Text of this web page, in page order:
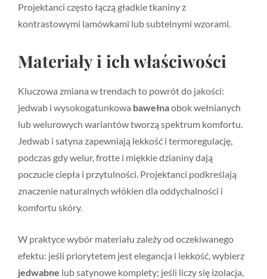
Projektanci często łączą gładkie tkaniny z
kontrastowymi lamówkami lub subtelnymi wzorami.
Materiały i ich właściwości
Kluczowa zmiana w trendach to powrót do jakości:
jedwab i wysokogatunkowa bawełnaobok wełnianych
lub welurowych wariantów tworzą spektrum komfortu.
Jedwab i satyna zapewniają lekkość i termoregulację,
podczas gdy welur, frotte i miękkie dzianiny dają
poczucie ciepła i przytulności. Projektanci podkreślają
znaczenie naturalnych włókien dla oddychalności i
komfortu skóry.
W praktyce wybór materiału zależy od oczekiwanego
efektu: jeśli priorytetem jest elegancja i lekkość, wybierz
jedwabne lub satynowe komplety; jeśli liczy się izolacja,